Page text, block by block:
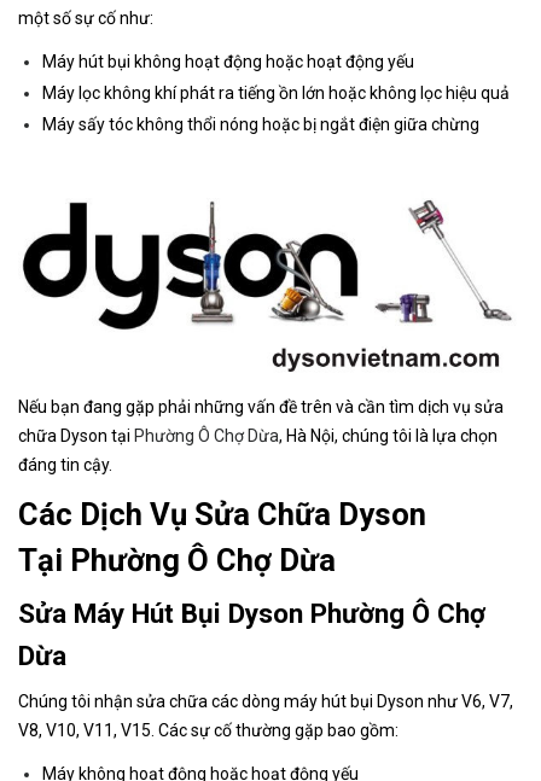
một số sự cố như:
Máy hút bụi không hoạt động hoặc hoạt động yếu
Máy lọc không khí phát ra tiếng ồn lớn hoặc không lọc hiệu quả
Máy sấy tóc không thổi nóng hoặc bị ngắt điện giữa chừng
Nếu bạn đang gặp phải những vấn đề trên và cần tìm dịch vụ sửa
chữa Dyson tại Phường Ô Chợ Dừa, Hà Nội, chúng tôi là lựa chọn
đáng tin cậy.
Các Dịch Vụ Sửa Chữa Dyson
Tại Phường Ô Chợ Dừa
Sửa Máy Hút Bụi Dyson Phường Ô Chợ
Dừa
Chúng tôi nhận sửa chữa các dòng máy hút bụi Dyson như V6, V7,
V8, V10, V11, V15. Các sự cố thường gặp bao gồm:
Máy không hoạt động hoặc hoạt động yếu